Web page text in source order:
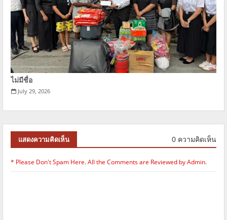
ไม่มีชื่อ
July 29, 2026
แสดงความคิดเห็น 0 ความคิดเห็น
* Please Don't Spam Here. All the Comments are Reviewed by Admin.